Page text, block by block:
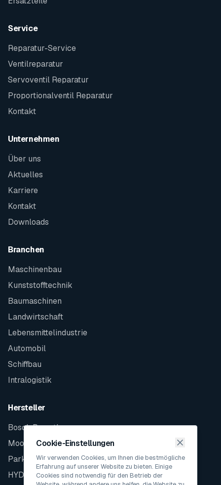
Service
Reparatur-Service
Ventilreparatur
Servoventil Reparatur
Proportionalventil Reparatur
Kontakt
Unternehmen
Über uns
Aktuelles
Karriere
Kontakt
Downloads
Branchen
Maschinenbau
Kunststofftechnik
Baumaschinen
Landwirtschaft
Lebensmittelindustrie
Automobil
Schiffbau
Intralogistik
Hersteller
Bosch Rexroth
Moog
Parker
HYDAC
Cookie-Einstellungen
Wir verwenden Cookies, um Ihnen die bestmögliche
Erfahrung auf unserer Website zu bieten. Einige
Cookies sind notwendig für den Betrieb der